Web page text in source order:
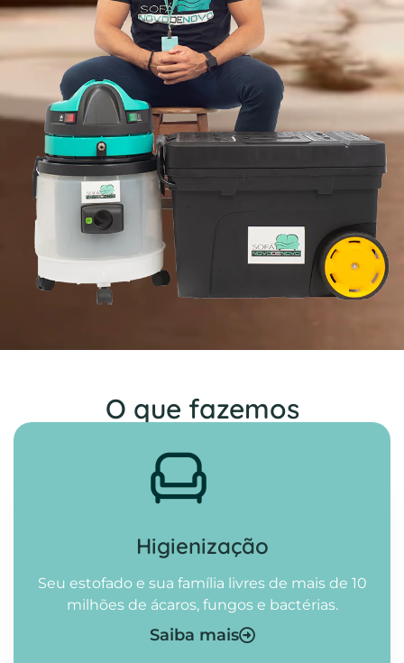
O que fazemos
Higienização​
Seu estofado e sua família livres de mais de 10
milhões de ácaros, fungos e bactérias.
Saiba mais